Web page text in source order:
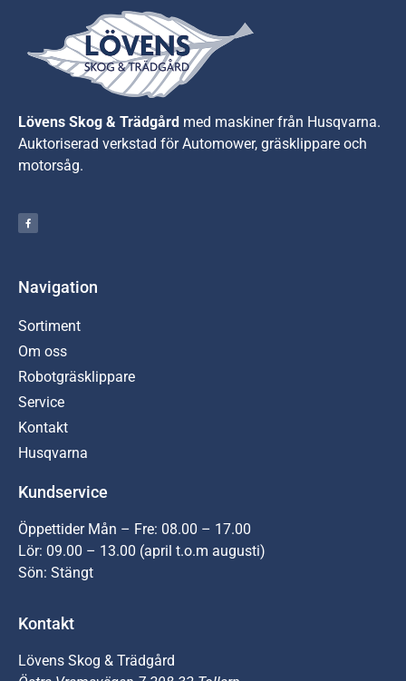
Lövens Skog & Trädgård med maskiner från Husqvarna.
Auktoriserad verkstad för Automower, gräsklippare och
motorsåg.
Navigation
Sortiment
Om oss
Robotgräsklippare
Service
Kontakt
Husqvarna
Kundservice
Öppettider Mån – Fre: 08.00 – 17.00
Lör: 09.00 – 13.00 (april t.o.m augusti)
Sön: Stängt
Kontakt
Lövens Skog & Trädgård